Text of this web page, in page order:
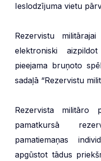
Ieslodzījuma vietu
Rezervistu
elektroniski
pieejama bruņoto
sadaļā “Rezervistu
Rezervista militāro
pamatkursā
pamatiemaņas
apgūstot tādus